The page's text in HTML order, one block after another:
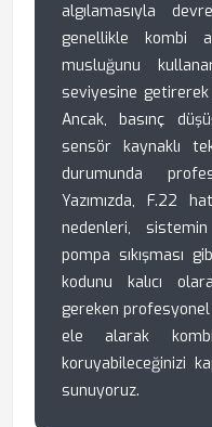
algılamasıyla
genellikle kombi
musluğunu
seviyesine
Ancak, basınç
sensör kaynaklı
durumunda
Yazımızda, F.22
nedenleri,
pompa sıkışması
kodunu kalıcı
gereken
ele alarak
koruyabileceğinizi
sunuyoruz.